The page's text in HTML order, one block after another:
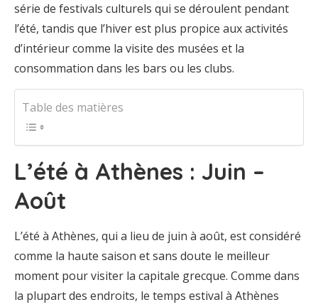
série de festivals culturels qui se déroulent pendant
l’été, tandis que l’hiver est plus propice aux activités
d’intérieur comme la visite des musées et la
consommation dans les bars ou les clubs.
Table des matières
L’été à Athènes : Juin –
Août
L’été à Athènes, qui a lieu de juin à août, est considéré
comme la haute saison et sans doute le meilleur
moment pour visiter la capitale grecque. Comme dans
la plupart des endroits, le temps estival à Athènes